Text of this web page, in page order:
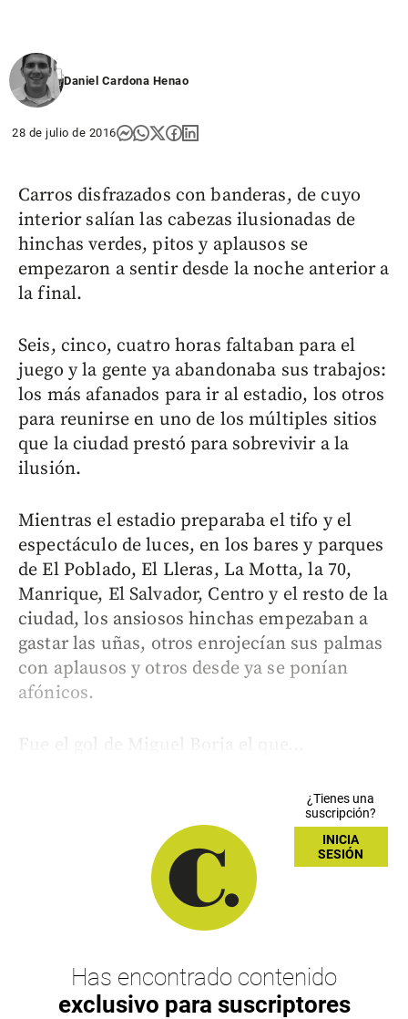
Daniel Cardona Henao
28 de julio de 2016
Carros disfrazados con banderas, de cuyo
interior salían las cabezas ilusionadas de
hinchas verdes, pitos y aplausos se
empezaron a sentir desde la noche anterior a
la final.
Seis, cinco, cuatro horas faltaban para el
juego y la gente ya abandonaba sus trabajos:
los más afanados para ir al estadio, los otros
para reunirse en uno de los múltiples sitios
que la ciudad prestó para sobrevivir a la
ilusión.
Mientras el estadio preparaba el tifo y el
espectáculo de luces, en los bares y parques
de El Poblado, El Lleras, La Motta, la 70,
Manrique, El Salvador, Centro y el resto de la
ciudad, los ansiosos hinchas empezaban a
gastar las uñas, otros enrojecían sus palmas
con aplausos y otros desde ya se ponían
afónicos.
Fue el gol de Miguel Borja el que...
¿Tienes una
suscripción?
INICIA
SESIÓN
Has encontrado contenido
exclusivo para suscriptores